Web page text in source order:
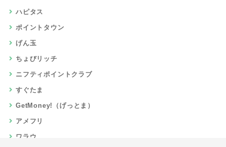
ハピタス
ポイントタウン
げん玉
ちょびリッチ
ニフティポイントクラブ
すぐたま
GetMoney!（げっとま）
アメフリ
ワラウ